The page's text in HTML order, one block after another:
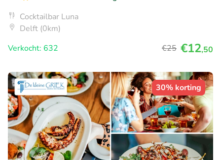
Cocktailbar Luna
Delft (0km)
Verkocht: 632
€25 €12,50
30% korting